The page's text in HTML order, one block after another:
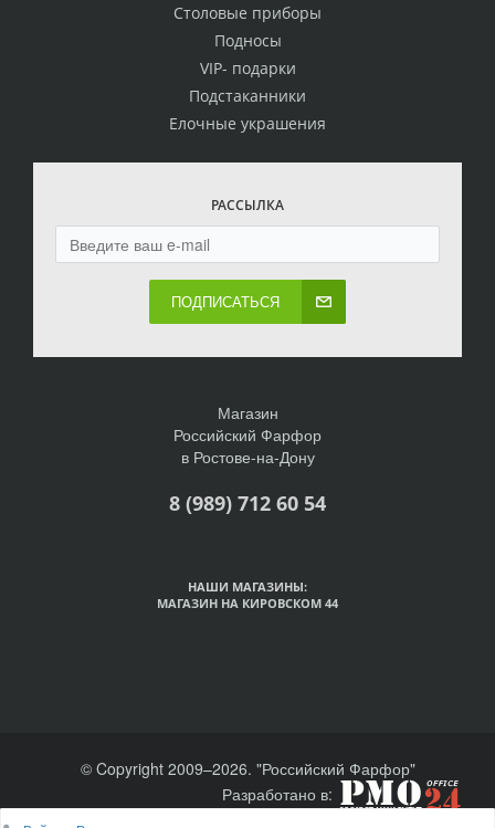
Столовые приборы
Подносы
VIP- подарки
Подстаканники
Елочные украшения
РАССЫЛКА
ПОДПИСАТЬСЯ
Магазин
Российский Фарфор
в Ростове-на-Дону
8 (989) 712 60 54
НАШИ МАГАЗИНЫ:
МАГАЗИН НА КИРОВСКОМ 44
© Copyright 2009–2026. "Российский Фарфор"
Разработано в: